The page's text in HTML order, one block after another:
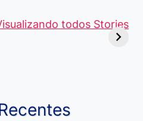
todos Stories
5 Centavos
Curso de
Pacote